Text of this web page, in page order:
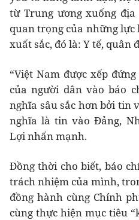
từ Trung ương xuống địa
quan trọng của những lực
xuất sắc, đó là: Y tế, quân
“Việt Nam được xếp
của người dân vào báo
nghĩa sâu sắc hơn bởi tin
nghĩa là tin vào Đảng,
Lợi nhấn mạnh.
Đồng thời cho biết, báo
trách nhiệm của mình,
đồng hành cùng Chính
cùng thực hiện mục tiêu